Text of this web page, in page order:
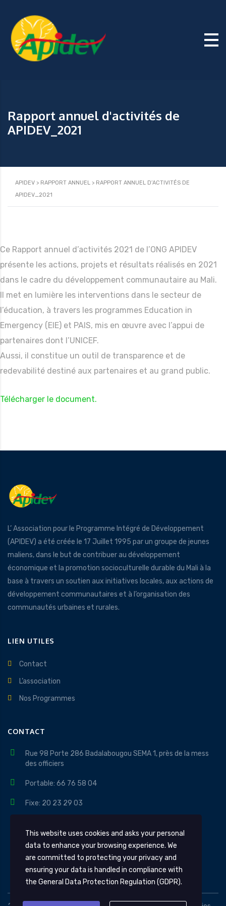
Rapport annuel d'activités de
APIDEV_2021
APIDEV > RAPPORT ANNUEL > RAPPORT ANNUEL D’ACTIVITÉS DE
APIDEV_2021
Ce Rapport annuel d’activités 2021 de l’ONG APIDEV
présente les actions, projets et résultats réalisés en 2021
dans le cadre du développement communautaire au Mali.
Il met en lumière les interventions dans le secteur de
l’éducation, à travers les programmes Education in
Emergency (EIE) et PAIS, mis en œuvre avec l’appui de
partenaires dont l’UNICEF.
Aussi, il constitue un outil de transparence et de
redevabilité destiné aux partenaires et au grand public.
Télécharger le document.
L’ Association pour le Programme Intégré de Développement
(APIDEV) a été créée le 17 Juillet 1995 par un groupe de jeunes
maliens, dans le but de contribuer au développement
économique et la promotion socioculturelle durable du Mali à la
base à travers un soutien aux initiatives locales, aux actions de
développement communautaires et à l’organisation des
communautés urbaines et rurales.
LIEN UTILES
Contact
L’association
Nos Programmes
CONTACT
Rue 98 Porte 286 Badalabougou SEMA 1, près de la mess
des officiers
Portable: 66 76 58 04
Fixe: 20 23 29 03
Lundi au Vendredi 08H - 18H
This website uses cookies and asks your personal
data to enhance your browsing experience. We
are committed to protecting your privacy and
ensuring your data is handled in compliance with
the General Data Protection Regulation (GDPR).